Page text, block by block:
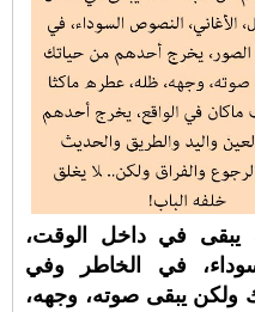
في داخل الوقت،
في الخاطر وفي
ولكن يبقى صوته، وجهه،